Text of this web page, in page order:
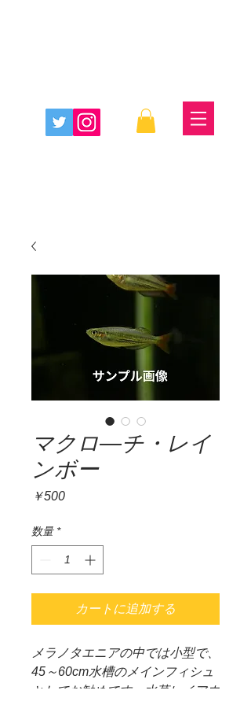
マクロ―チ・レイ
ンボー
￥500価
数量 *
カートに追加する
メラノタエニアの中では小型で、
45～60cm水槽のメインフィシュ
としてお勧めです。水草レイアウ